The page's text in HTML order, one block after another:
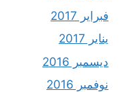
فبراير 2017
يناير 2017
ديسمبر 2016
نوفمبر 2016